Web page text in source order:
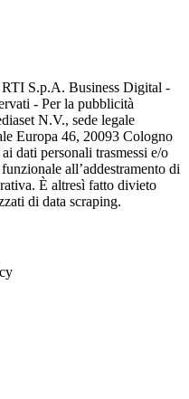
RTI S.p.A. Business Digital -
- Per la pubblicità
N.V., sede legale
Europa 46, 20093 Cologno
dati personali trasmessi e/o
all’addestramento di
È altresì fatto divieto
di data scraping.